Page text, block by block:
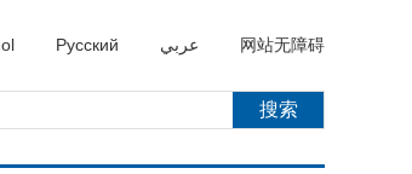
Русский عربي 网站无障碍